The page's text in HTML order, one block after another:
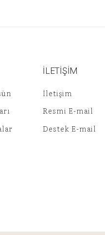
İLETİŞİM
İletişim
Resmi E-mail
Destek E-mail